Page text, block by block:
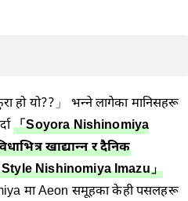
हो यो??」 भन्ने लागेका मानिसहरू
「Soyora Nishinomiya
खाद्यान्न र दैनिक
Style Nishinomiya Imazu」
मा Aeon समूहका केही पसलहरू